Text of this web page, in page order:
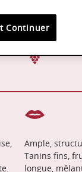
14-18°C
Ample,
Tanins fins,
longue,
Continuer